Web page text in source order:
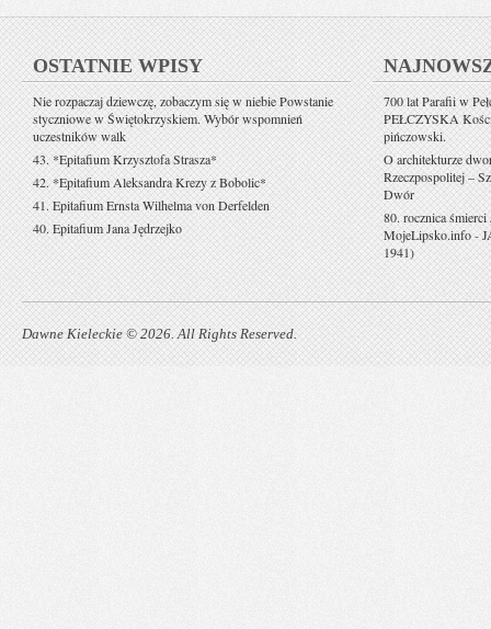
OSTATNIE WPISY
Nie rozpaczaj dziewczę, zobaczym się w niebie Powstanie
styczniowe w Świętokrzyskiem. Wybór wspomnień
uczestników walk
43. *Epitafium Krzysztofa Strasza*
42. *Epitafium Aleksandra Krezy z Bobolic*
41. Epitafium Ernsta Wilhelma von Derfelden
40. Epitafium Jana Jędrzejko
700 lat Parafii w
PEŁCZYSKA
pińczowski.
O architekturze
Rzeczpospolitej –
Dwór
80. rocznica
MojeLipsko.info-
1941)
Dawne Kieleckie © 2026. All Rights Reserved.